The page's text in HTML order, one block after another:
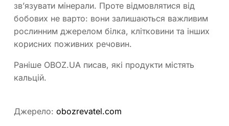
зв’язувати мінерали. Проте відмовлятися від
бобових не варто: вони залишаються важливим
рослинним джерелом білка, клітковини та інших
корисних поживних речовин.
Раніше OBOZ.UA писав, які продукти містять
кальцій.
Джерело: obozrevatel.com